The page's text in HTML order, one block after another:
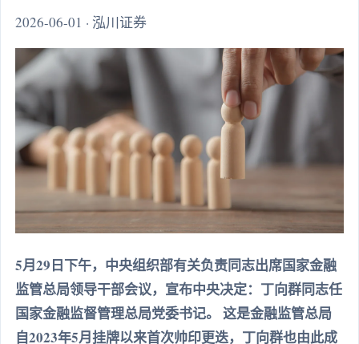
2026-06-01 · 泓川证券
5月29日下午，中央组织部有关负责同志出席国家金融
监管总局领导干部会议，宣布中央决定：丁向群同志任
国家金融监督管理总局党委书记。 这是金融监管总局
自2023年5月挂牌以来首次帅印更迭，丁向群也由此成